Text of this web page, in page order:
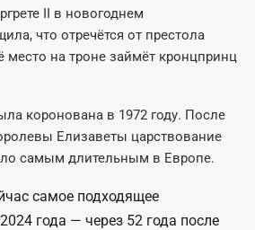
II в новогоднем
что отречётся от престола
место на троне займёт кронцпринц
коронована в 1972 году. После
Елизаветы царствование
самым длительным в Европе.
самое подходящее
года — через 52 года после